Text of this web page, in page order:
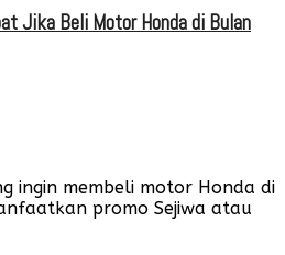
Jika Beli Motor Honda di Bulan
ingin membeli motor Honda di
promo Sejiwa atau